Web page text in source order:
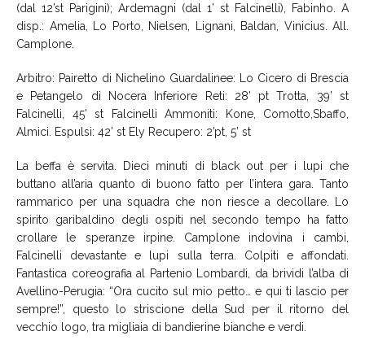
(dal 12’st Parigini); Ardemagni (dal 1’ st Falcinelli), Fabinho. A
disp.: Amelia, Lo Porto, Nielsen, Lignani, Baldan, Vinicius. All.
Camplone.
Arbitro: Pairetto di Nichelino Guardalinee: Lo Cicero di Brescia
e Petangelo di Nocera Inferiore Reti: 28’ pt Trotta, 39’ st
Falcinelli, 45’ st Falcinelli Ammoniti: Kone, Comotto,Sbaffo,
Almici. Espulsi: 42’ st Ely Recupero: 2’pt, 5’ st
La beffa è servita. Dieci minuti di black out per i lupi che
buttano all’aria quanto di buono fatto per l’intera gara. Tanto
rammarico per una squadra che non riesce a decollare. Lo
spirito garibaldino degli ospiti nel secondo tempo ha fatto
crollare le speranze irpine. Camplone indovina i cambi,
Falcinelli devastante e lupi sulla terra. Colpiti e affondati.
Fantastica coreografia al Partenio Lombardi, da brividi l’alba di
Avellino-Perugia: “Ora cucito sul mio petto… e qui ti lascio per
sempre!”, questo lo striscione della Sud per il ritorno del
vecchio logo, tra migliaia di bandierine bianche e verdi.